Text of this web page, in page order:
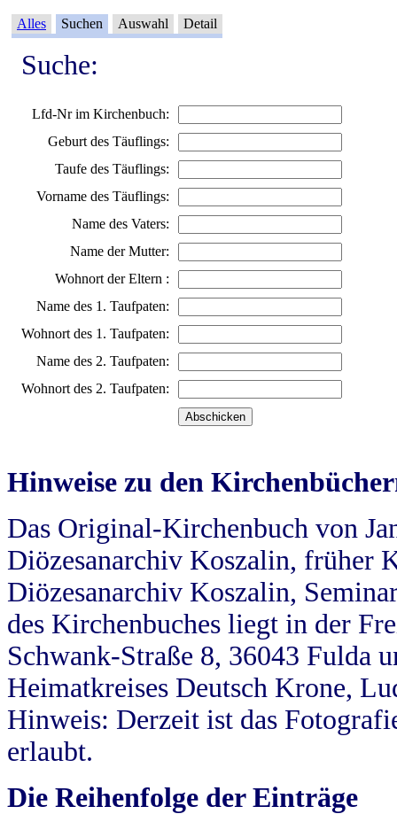
Alles Suchen Auswahl Detail
Suche:
Lfd-Nr im Kirchenbuch:
Geburt des Täuflings:
Taufe des Täuflings:
Vorname des Täuflings:
Name des Vaters:
Name der Mutter:
Wohnort der Eltern :
Name des 1. Taufpaten:
Wohnort des 1. Taufpaten:
Name des 2. Taufpaten:
Wohnort des 2. Taufpaten:
Hinweise zu den
Das Original-Kirchenbuch von
Diözesanarchiv Koszalin, früher
Diözesanarchiv Koszalin,
des Kirchenbuches liegt in der
Schwank-Straße 8, 36043 Fulda
Heimatkreises Deutsch Krone,
Hinweis: Derzeit ist das
erlaubt.
Die Reihenfolge der Einträge